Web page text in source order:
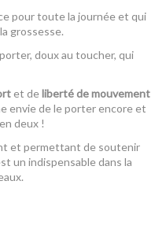
pour toute la journée et qui
grossesse.
doux au toucher, qui
et deliberté de mouvement
envie de le porter encore et
deux !
et permettant de soutenir
un indispensable dans la